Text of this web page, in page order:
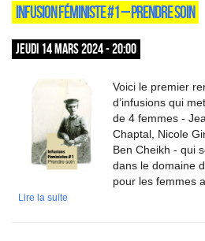
INFUSION FÉMINISTE #1 – PRENDRE SOIN
JEUDI 14 MARS 2024 - 20:00
Voici le premier
d’infusions qui
de 4 femmes -
Chaptal, Nicole
Ben Cheikh - qui
dans le domaine
pour les femmes
Lire la suite